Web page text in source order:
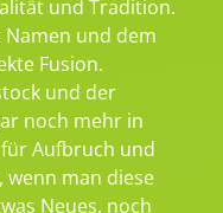
und Tradition.
und dem
Fusion.
und der
noch mehr in
Aufbruch und
man diese
Neues, noch